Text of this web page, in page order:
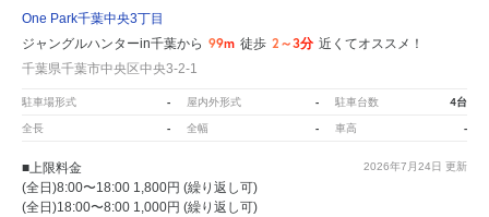
One Park千葉中央3丁目
ジャングルハンターin千葉から 99m 徒歩 2～3分 近くてオススメ！
千葉県千葉市中央区中央3-2-1
駐車場形式 - 屋内外形式 - 駐車台数 4台
全長 - 全幅 - 車高 -
2026年7月24日 更新
■上限料金
(全日)8:00〜18:00 1,800円 (繰り返し可)
(全日)18:00〜8:00 1,000円 (繰り返し可)